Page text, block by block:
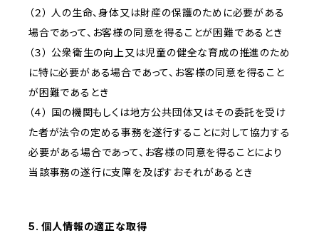
（２） 人の生命、身体又は財産の保護のために必要がある
場合であって、お客様の同意を得ることが困難であるとき
（３） 公衆衛生の向上又は児童の健全な育成の推進のため
に特に必要がある場合であって、お客様の同意を得ること
が困難であるとき
（４） 国の機関もしくは地方公共団体又はその委託を受け
た者が法令の定める事務を遂行することに対して協力する
必要がある場合であって、お客様の同意を得ることにより
当該事務の遂行に支障を及ぼすおそれがあるとき
5. 個人情報の適正な取得